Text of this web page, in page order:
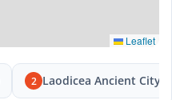
Leaflet
2 Laodicea Ancient City